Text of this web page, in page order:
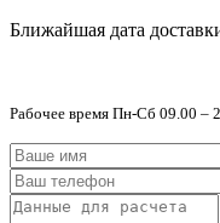
Ближайшая дата
Рабочее время Пн-Сб 09.00 –